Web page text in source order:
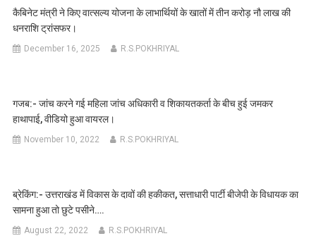
कैबिनेट मंत्री ने किए वात्सल्य योजना के लाभार्थियों के खातों में तीन करोड़ नौ लाख की
धनराशि ट्रांसफर।
December 16, 2025 R.S.POKHRIYAL
गजब:- जांच करने गई महिला जांच अधिकारी व शिकायतकर्ता के बीच हुई जमकर
हाथापाई, वीडियो हुआ वायरल।
November 10, 2022 R.S.POKHRIYAL
ब्रेकिंग:- उत्तराखंड में विकास के दावों की हकीकत, सत्ताधारी पार्टी बीजेपी के विधायक का
सामना हुआ तो छुटे पसीने….
August 22, 2022 R.S.POKHRIYAL